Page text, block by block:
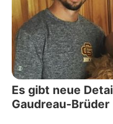
Es gibt neue
Gaudreau-Brüder